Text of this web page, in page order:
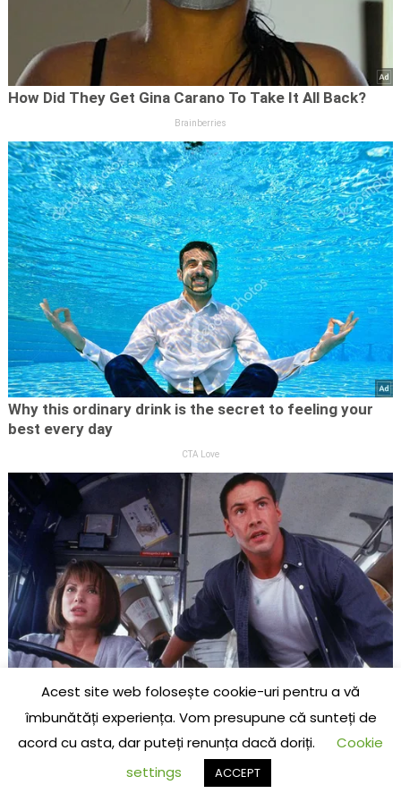
Acest site web folosește cookie-uri pentru a vă
îmbunătăți experiența. Vom presupune că sunteți de
acord cu asta, dar puteți renunța dacă doriți.
Cookie
settings
ACCEPT